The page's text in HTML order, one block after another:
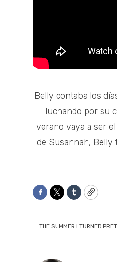
Belly contaba los
luchando por su
verano vaya a ser
de Susannah,
Facebook
TwitterTumblrCopy
THE SUMMER I TURNED